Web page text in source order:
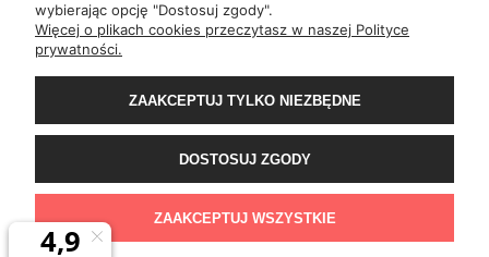
ul. Romana Dmowskiego 1, 50-203
Wrocław
Św. Filipa 23/3, 31-150 Kraków
ul.Mielęckiego 10 lok 503,
Al.Jerozolimskie 81 lok 7.10, 02-001 Warszawa
Wały Piastowskie 1lok. 1508, 80-855 Gdańsk
ul.Grochowa 4, 15-423 Białystok
ul.ul. 1-go Maja 13lok. 2,20-410 Lublin
Rejtana 49/6, 35-310 Rzeszów
ul.Franciszka z Asyżu 62, 93-479 Łódź
ul.Wiertnicza 115, 02-952 Warszawa
al.Bohaterów Warszawy 11b, 70-370
wybierając opcję "Dostosuj zgody".
Więcej o plikach cookies przeczytasz w naszej Polityce
prywatności.
ZAAKCEPTUJ TYLKO NIEZBĘDNE
DOSTOSUJ ZGODY
ZAAKCEPTUJ WSZYSTKIE